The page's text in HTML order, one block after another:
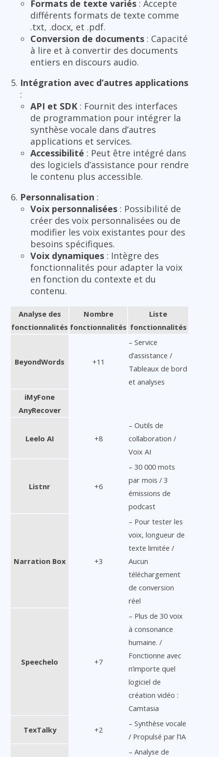
Formats de texte variés : Accepte
différents formats de texte comme
.txt, .docx, et .pdf.
Conversion de documents : Capacité
à lire et à convertir des documents
entiers en discours audio.
Intégration avec d’autres applications
:
API et SDK : Fournit des interfaces
de programmation pour intégrer la
synthèse vocale dans d’autres
applications et services.
Accessibilité : Peut être intégré dans
des logiciels d’assistance pour rendre
le contenu plus accessible.
Personnalisation :
Voix personnalisées : Possibilité de
créer des voix personnalisées ou de
modifier les voix existantes pour des
besoins spécifiques.
Voix dynamiques : Intègre des
fonctionnalités pour adapter la voix
en fonction du contexte et du
contenu.
Analyse des
fonctionnalités
Nombre
fonctionnalités
Liste
fonctionnalités
BeyondWords +11
– Service
d’assistance /
Tableaux de bord
et analyses
iMyFone
AnyRecover
Leelo AI +8
– Outils de
collaboration /
Voix AI
Listnr +6
– 30 000 mots
par mois / 3
émissions de
podcast
Narration Box +3
– Pour tester les
voix, longueur de
texte limitée /
Aucun
téléchargement
de conversion
réel
Speechelo +7
– Plus de 30 voix
à consonance
humaine. /
Fonctionne avec
n’importe quel
logiciel de
création vidéo :
Camtasia
TexTalky +2
– Synthèse vocale
/ Propulsé par l’IA
– Analyse de